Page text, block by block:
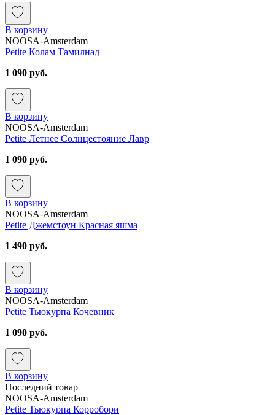
В корзину
NOOSA-Amsterdam
Petite Колам Тамилнад
1 090 руб.
В корзину
NOOSA-Amsterdam
Petite Летнее Солнцестояние Лавр
1 090 руб.
В корзину
NOOSA-Amsterdam
Petite Джемстоун Красная яшма
1 490 руб.
В корзину
NOOSA-Amsterdam
Petite Тьюкурпа Кочевник
1 090 руб.
В корзину
Последний товар
NOOSA-Amsterdam
Petite Тьюкурпа Корробори